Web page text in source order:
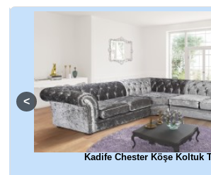
Kadife Chester Köşe Koltuk